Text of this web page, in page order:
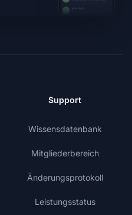
Support
Wissensdatenbank
Mitgliederbereich
Änderungsprotokoll
Leistungsstatus